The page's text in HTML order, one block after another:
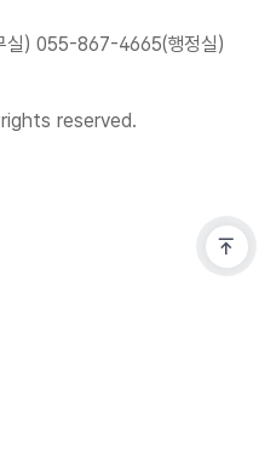
) 055-867-4665(행정실)
reserved.